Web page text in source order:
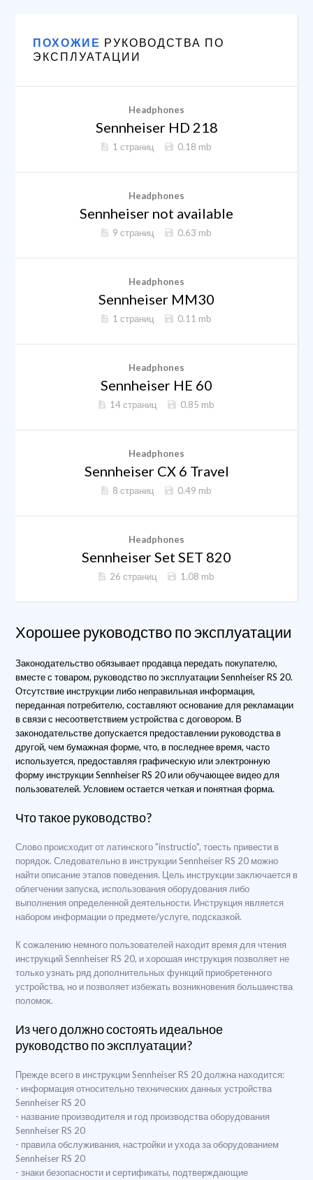
ПОХОЖИЕ РУКОВОДСТВА ПО
ЭКСПЛУАТАЦИИ
Headphones
Sennheiser HD 218
1 страниц 0.18 mb
Headphones
Sennheiser not available
9 страниц 0.63 mb
Headphones
Sennheiser MM30
1 страниц 0.11 mb
Headphones
Sennheiser HE 60
14 страниц 0.85 mb
Headphones
Sennheiser CX 6 Travel
8 страниц 0.49 mb
Headphones
Sennheiser Set SET 820
26 страниц 1.08 mb
Хорошее руководство по эксплуатации
Законодательство обязывает продавца передать покупателю,
вместе с товаром, руководство по эксплуатации Sennheiser RS 20.
Отсутствие инструкции либо неправильная информация,
переданная потребителю, составляют основание для рекламации
в связи с несоответствием устройства с договором. В
законодательстве допускается предоставлении руководства в
другой, чем бумажная форме, что, в последнее время, часто
используется, предоставляя графическую или электронную
форму инструкции Sennheiser RS 20 или обучающее видео для
пользователей. Условием остается четкая и понятная форма.
Что такое руководство?
Слово происходит от латинского "instructio", тоесть привести в
порядок. Следовательно в инструкции Sennheiser RS 20 можно
найти описание этапов поведения. Цель инструкции заключается в
облегчении запуска, использования оборудования либо
выполнения определенной деятельности. Инструкция является
набором информации о предмете/услуге, подсказкой.
К сожалению немного пользователей находит время для чтения
инструкций Sennheiser RS 20, и хорошая инструкция позволяет не
только узнать ряд дополнительных функций приобретенного
устройства, но и позволяет избежать возникновения большинства
поломок.
Из чего должно состоять идеальное
руководство по эксплуатации?
Прежде всего в инструкции Sennheiser RS 20 должна находится:
- информация относительно технических данных устройства
Sennheiser RS 20
- название производителя и год производства оборудования
Sennheiser RS 20
- правила обслуживания, настройки и ухода за оборудованием
Sennheiser RS 20
- знаки безопасности и сертификаты, подтверждающие